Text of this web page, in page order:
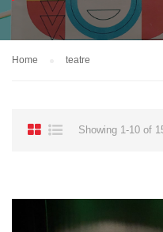
Home teatre
Showing 1-10 of